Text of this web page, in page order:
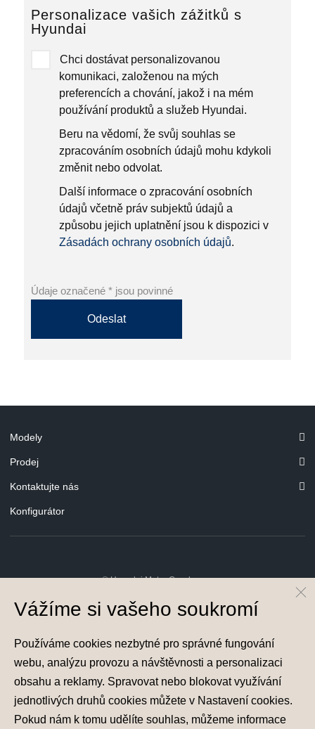
Personalizace vašich zážitků s
Hyundai
Chci dostávat personalizovanou
komunikaci, založenou na mých
preferencích a chování, jakož i na mém
používání produktů a služeb Hyundai.
Beru na vědomí, že svůj souhlas se
zpracováním osobních údajů mohu kdykoli
změnit nebo odvolat.
Další informace o zpracování osobních
údajů včetně práv subjektů údajů a
způsobu jejich uplatnění jsou k dispozici v
Zásadách ochrany osobních údajů.
Údaje označené * jsou povinné
Odeslat
Modely
Prodej
Kontaktujte nás
Konfigurátor
© Hyundai Motor Czech s.r.o.
Praze, oddíl C, vložka 202215, IČ 29127289
Nastavení cookies
Vážíme si vašeho soukromí
Používáme cookies nezbytné pro správné fungování
webu, analýzu provozu a návštěvnosti a personalizaci
obsahu a reklamy. Spravovat nebo blokovat využívání
jednotlivých druhů cookies můžete v Nastavení cookies.
Pokud nám k tomu udělíte souhlas, můžeme informace